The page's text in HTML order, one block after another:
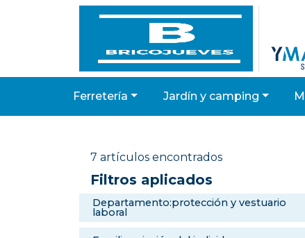
ferretería jardín y camping
7 artículos encontrados
Filtros aplicados
departamento:protección y vestuario
laboral